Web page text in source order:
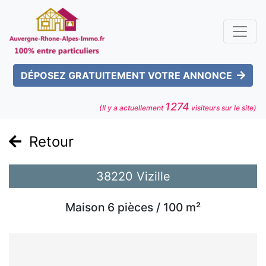
DÉPOSEZ GRATUITEMENT VOTRE ANNONCE
(Il y a actuellement 1274 visiteurs sur le site)
Retour
38220 Vizille
Maison 6 pièces / 100 m²